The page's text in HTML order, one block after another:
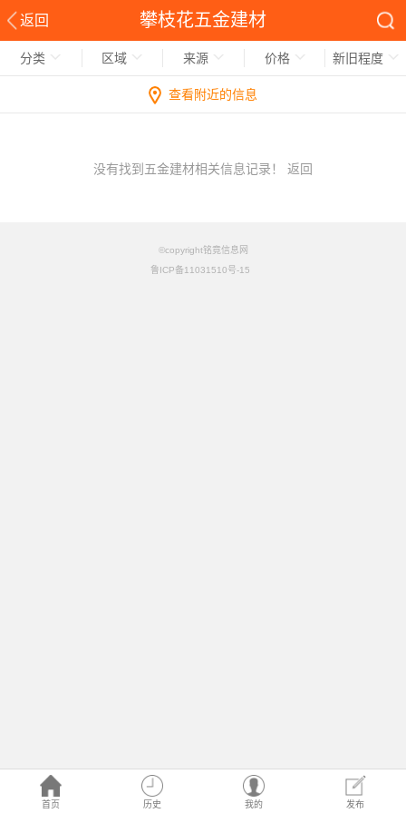
返回 攀枝花五金建材
首页 历史 我的 发布
分类 区域 来源 价格 新旧程度
查看附近的信息
没有找到五金建材相关信息记录！ 返回
©copyright铭竟信息网
鲁ICP备11031510号-15